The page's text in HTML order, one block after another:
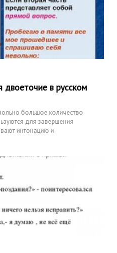
двоеточие в русском
большое количество
для завершения
интонацию и